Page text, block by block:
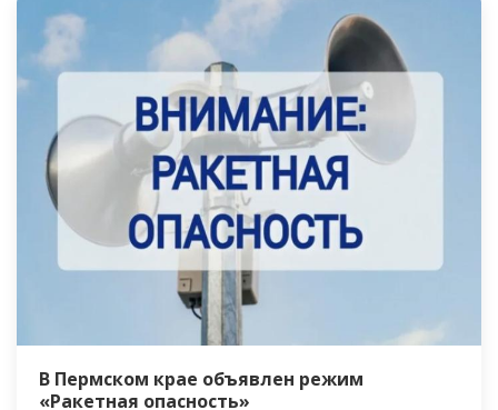
В Пермском крае объявлен режим
«Ракетная опасность»